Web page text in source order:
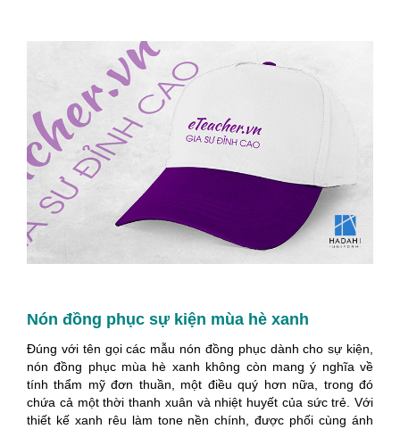
Nón đồng phục sự kiện mùa hè xanh
Đúng với tên gọi các mẫu nón đồng phục dành cho sự kiện,
nón đồng phục mùa hè xanh không còn mang ý nghĩa về
tính thẩm mỹ đơn thuần, một điều quý hơn nữa, trong đó
chứa cả một thời thanh xuân và nhiệt huyết của sức trẻ. Với
thiết kế xanh rêu làm tone nền chính, được phối cùng ánh